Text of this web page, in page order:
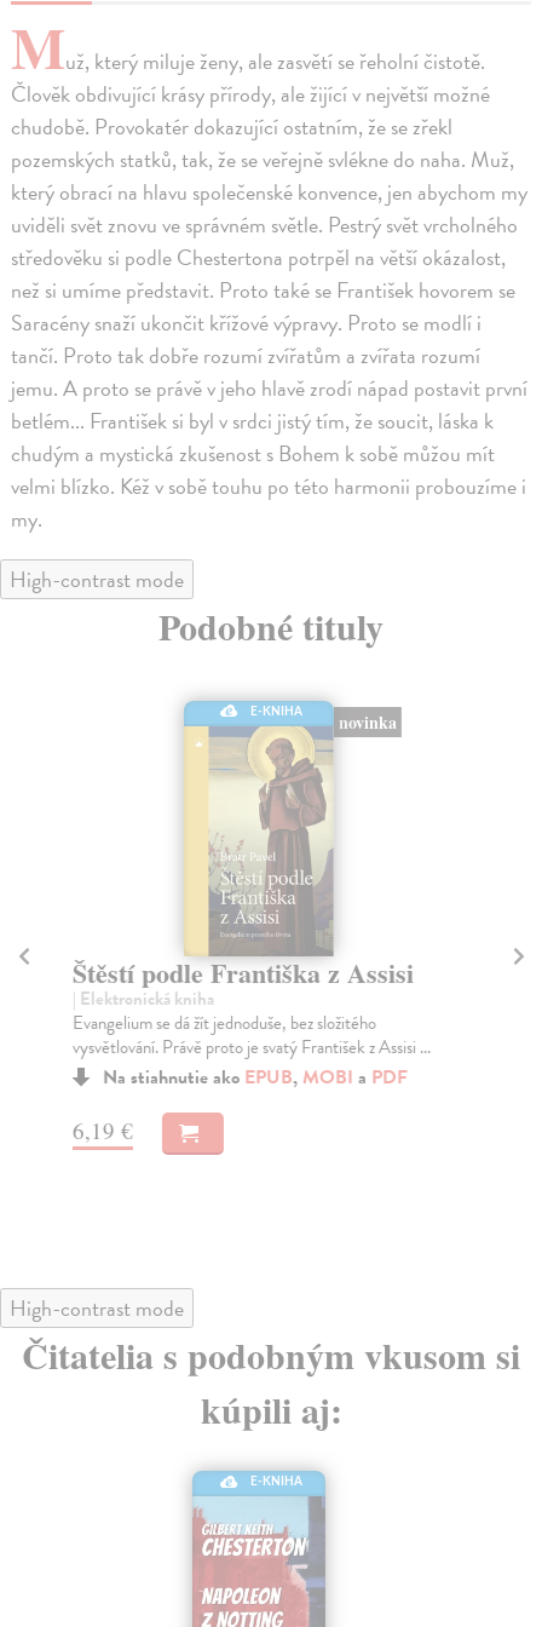
Muž, který miluje ženy, ale zasvětí se řeholní čistotě.
Člověk obdivující krásy přírody, ale žijící v největší možné
chudobě. Provokatér dokazující ostatním, že se zřekl
pozemských statků, tak, že se veřejně svlékne do naha. Muž,
který obrací na hlavu společenské konvence, jen abychom my
uviděli svět znovu ve správném světle. Pestrý svět vrcholného
středověku si podle Chestertona potrpěl na větší okázalost,
než si umíme představit. Proto také se František hovorem se
Saracény snaží ukončit křížové výpravy. Proto se modlí i
tančí. Proto tak dobře rozumí zvířatům a zvířata rozumí
jemu. A proto se právě v jeho hlavě zrodí nápad postavit první
betlém... František si byl v srdci jistý tím, že soucit, láska k
chudým a mystická zkušenost s Bohem k sobě můžou mít
velmi blízko. Kéž v sobě touhu po této harmonii probouzíme i
my.
High-contrast mode
Podobné tituly
E-KNIHA novinka
Štěstí podle Františka z Assisi
| Elektronická kniha
Evangelium se dá žít jednoduše, bez složitého
vysvětlování. Právě proto je svatý František z Assisi ...
Na stiahnutie ako EPUB, MOBI a PDF
6,19 €
High-contrast mode
Čitatelia s podobným vkusom si
kúpili aj: